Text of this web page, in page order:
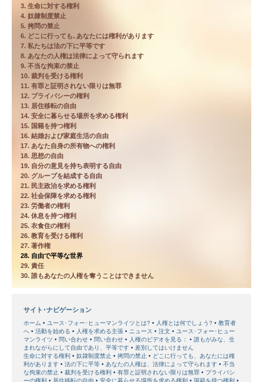
3. 生命に対する権利
4. 奴隷制度禁止
5. 拷問の禁止
6. どこに行っても､あなたには権利があります
7. 私たちは法の下に平等です
8. あなたの人権は法律によって守られます
9. 不当な拘束の禁止
10. 裁判を受ける権利
11. 有罪と証明されない限りは無罪
12. プライバシーの権利
13. 居住移転の自由
14. 安全に暮らせる場所を求める権利
15. 国籍を持つ権利
16. 結婚および家庭生活の自由
17. あなた自身の所有物への権利
18. 思想の自由
19. 自分の意見を持ち表明する自由
20. グループを結成する自由
21. 民主政治を求める権利
22. 社会保障を求める権利
23. 労働者の権利
24. 休息を持つ権利
25. 衣食住の権利
26. 教育を受ける権利
27. 著作権
28. 自由で平等な世界
29. 責任
30. 誰もあなたの人権を奪うことはできません
サイト･ナビゲーション
ホーム ユース･フォー･ヒューマンライツとは? 人権とは何でしょう?
教育者
へ
活動を始める 人権を求める主張 ニュース 注文
ユース･フォー･ヒュー
マンライツ
問い合わせ 問い合わせ 人権のビデオを見る：
誰もがみな、生
まれながらにして自由であり、平等です
差別してはいけません
生命に対する権利
奴隷制度禁止 拷問の禁止
どこに行っても、あなたには権
利があります
法の下に平等 あなたの人権は、法律によって守られます
不当
な拘束の禁止
裁判を受ける権利 有罪と証明されない限りは無罪
プライバシ
ーの権利
居住移転の自由 安全に暮らせる場所を求める権利 国籍を持つ権利